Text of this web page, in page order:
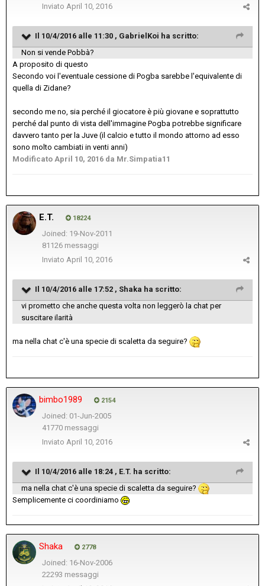
Inviato April 10, 2016
Il 10/4/2016 alle 11:30 , GabrielKoi ha scritto:
Non si vende Pobbà?
A proposito di questo
Secondo voi l'eventuale cessione di Pogba sarebbe l'equivalente di
quella di Zidane?
secondo me no, sia perché il giocatore è più giovane e soprattutto
perché dal punto di vista dell'immagine Pogba potrebbe significare
davvero tanto per la Juve (il calcio e tutto il mondo attorno ad esso
sono molto cambiati in venti anni)
Modificato April 10, 2016 da Mr.Simpatia11
E.T. 18224
Joined: 19-Nov-2011
81126 messaggi
Inviato April 10, 2016
Il 10/4/2016 alle 17:52 , Shaka ha scritto:
vi prometto che anche questa volta non leggerò la chat per
suscitare ilarità
ma nella chat c'è una specie di scaletta da seguire?
bimbo1989 2154
Joined: 01-Jun-2005
41770 messaggi
Inviato April 10, 2016
Il 10/4/2016 alle 18:24 , E.T. ha scritto:
ma nella chat c'è una specie di scaletta da seguire?
Semplicemente ci coordiniamo
Shaka 2778
Joined: 16-Nov-2006
22293 messaggi